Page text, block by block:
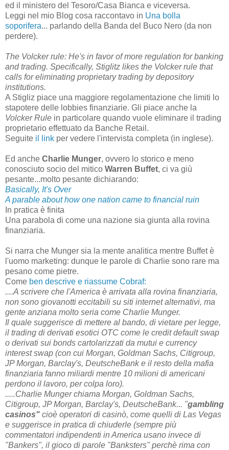
ed il ministero del Tesoro/Casa Bianca e viceversa.
Leggi nel mio Blog cosa raccontavo in Una bolla
soporifera... parlando della Banda del Buco Nero (da non
perdere).
The Volcker rule: He's in favor of more regulation for banking
and trading. Specifically, Stiglitz likes the Volcker rule that
calls for eliminating proprietary trading by depository
institutions.
A Stigliz piace una maggiore regolamentazione che limiti lo
stapotere delle lobbies finanziarie. Gli piace anche la
Volcker Rule in particolare quando vuole eliminare il trading
proprietario effettuato da Banche Retail.
Seguite il link per vedere l'intervista completa (in inglese).
Ed anche Charlie Munger, ovvero lo storico e meno
conosciuto socio del mitico Warren Buffet, ci va giù
pesante...molto pesante dichiarando:
Basically, It's Over
A parable about how one nation came to financial ruin
In pratica è finita
Una parabola di come una nazione sia giunta alla rovina
finanziaria.
Si narra che Munger sia la mente analitica mentre Buffet è
l'uomo marketing: dunque le parole di Charlie sono rare ma
pesano come pietre.
Come ben descrive e riassume Cobraf:
....A scrivere che l'America è arrivata alla rovina finanziaria,
non sono giovanotti eccitabili su siti internet alternativi, ma
gente anziana molto seria come Charlie Munger.
Il quale suggerisce di mettere al bando, di vietare per legge,
il trading di derivati esotici OTC come le credit default swap
o derivati sui bonds cartolarizzati da mutui e currency
interest swap (con cui Morgan, Goldman Sachs, Citigroup,
JP Morgan, Barclay's, DeutscheBank e il resto della mafia
finanziaria fanno miliardi mentre 10 milioni di americani
perdono il lavoro, per colpa loro).
.....Charlie Munger chiama Morgan, Goldman Sachs,
Citigroup, JP Morgan, Barclay's, DeutscheBank... "gambling
casinos" cioè operatori di casinò, come quelli di Las Vegas
e suggerisce in pratica di chiuderle (sempre più
commentatori indipendenti in America usano invece di
"Bankers", il gioco di parole "Banksters" perchè rima con